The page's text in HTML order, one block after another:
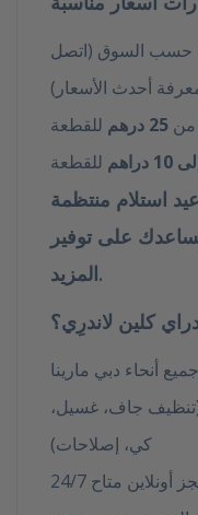
حسب السوق (اتصل
أحدث الأسعار)
من 25 درهم
للقطعة
للقطعة
استلام منتظمة
على توفير
المزيد.
كلين لاندرِي؟
أنحاء دبي مارينا
جاف، غسيل،
كي، إصلاحات)
أونلاين متاح 24/7